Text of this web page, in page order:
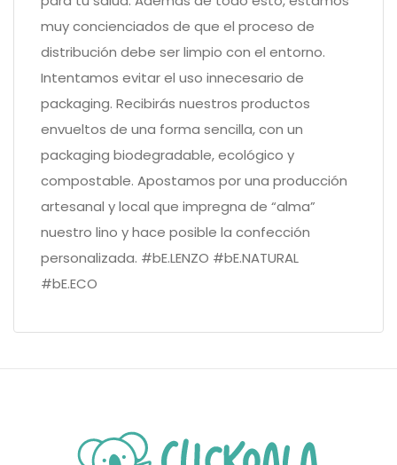
muy concienciados de que el proceso de
distribución debe ser limpio con el entorno.
Intentamos evitar el uso innecesario de
packaging. Recibirás nuestros productos
envueltos de una forma sencilla, con un
packaging biodegradable, ecológico y
compostable. Apostamos por una producción
artesanal y local que impregna de “alma”
nuestro lino y hace posible la confección
personalizada. #bE.LENZO #bE.NATURAL
#bE.ECO